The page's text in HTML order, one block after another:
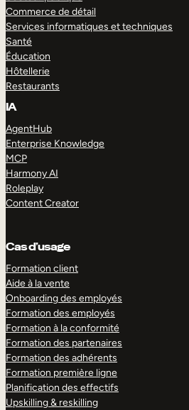
Commerce de détail
Services informatiques et techniques
Santé
Éducation
Hôtellerie
Restaurants
IA
AgentHub
Enterprise Knowledge
MCP
Harmony AI
Roleplay
Content Creator
Cas d’usage
Formation client
Aide à la vente
Onboarding des employés
Formation des employés
Formation à la conformité
Formation des partenaires
Formation des adhérents
Formation première ligne
Planification des effectifs
Upskilling & reskilling